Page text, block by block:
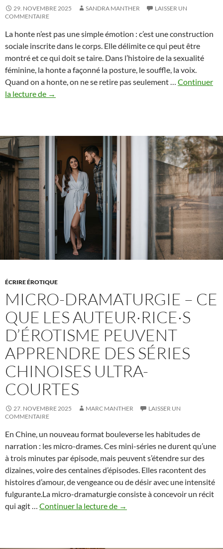
29. NOVEMBRE 2025 SANDRA MANTHER
LAISSER UN
COMMENTAIRE
La honte n’est pas une simple émotion : c’est une construction
sociale inscrite dans le corps. Elle délimite ce qui peut être
montré et ce qui doit se taire. Dans l’histoire de la sexualité
féminine, la honte a façonné la posture, le souffle, la voix.
Quand on a honte, on ne se retire pas seulement … Continuer
la lecture de Utopies
honte
n’existait
pas
→
ÉCRIRE ÉROTIQUE
MICRO-DRAMATURGIE – CE
QUE LES AUTEUR·RICE·S
D’ÉROTISME PEUVENT
APPRENDRE DES SÉRIES
CHINOISES ULTRA-
COURTES
27. NOVEMBRE 2025 MARC MANTHER
LAISSER UN
COMMENTAIRE
En Chine, un nouveau format bouleverse les habitudes de
narration : les micro-drames. Ces mini-séries ne durent qu’une
à trois minutes par épisode, mais peuvent s’étendre sur des
dizaines, voire des centaines d’épisodes. Elles racontent des
histoires d’amour, de vengeance ou de désir avec une intensité
fulgurante.La micro-dramaturgie consiste à concevoir un récit
qui agit … Continuer la lecture de Micro-
→